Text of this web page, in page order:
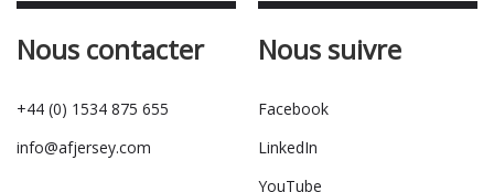
Nous contacter
+44 (0) 1534 875 655
info@afjersey.com
Nous suivre
Facebook
LinkedIn
YouTube